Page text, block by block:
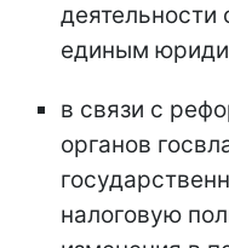
деятельности
единым
в связи с
органов
налоговую